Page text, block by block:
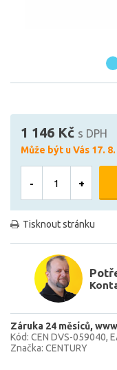
1 146 Kč s DPH
Může být u Vás 17. 8.
- +
Tisknout stránku
Záruka 24 měsíců
Kód: CEN DVS-059040
Značka: CENTURY